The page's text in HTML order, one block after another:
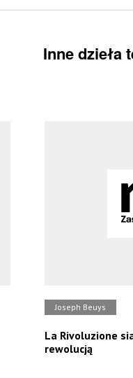
Inne dzieła
Joseph Beuys
La Rivoluzione
rewolucją